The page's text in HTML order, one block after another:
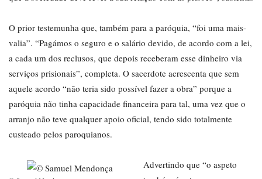
O prior testemunha que, também para a paróquia, “foi uma mais-
valia”. “Pagámos o seguro e o salário devido, de acordo com a lei,
a cada um dos reclusos, que depois receberam esse dinheiro via
serviços prisionais”, completa. O sacerdote acrescenta que sem
aquele acordo “não teria sido possível fazer a obra” porque a
paróquia não tinha capacidade financeira para tal, uma vez que o
arranjo não teve qualquer apoio oficial, tendo sido totalmente
custeado pelos paroquianos.
Advertindo que “o aspeto